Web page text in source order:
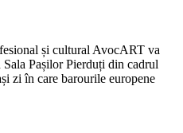
și cultural AvocART va
Pașilor Pierduți din cadrul
zi în care barourile europene